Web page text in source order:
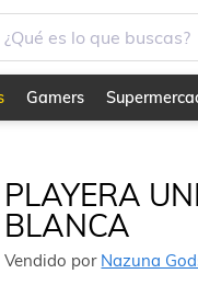
Gamers
PLAYERA
BLANCA
Vendido por Nazuna